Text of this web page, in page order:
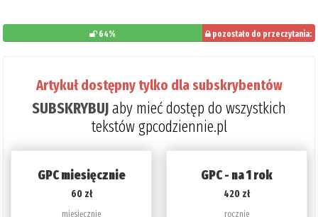
64%
pozostało do przeczytania:
Artykuł dostępny tylko dla subskrybentów
SUBSKRYBUJaby mieć dostęp do wszystkich
tekstów gpcodziennie.pl
GPC miesięcznie
60 zł
miesięcznie
GPC - na 1 rok
420 zł
rocznie